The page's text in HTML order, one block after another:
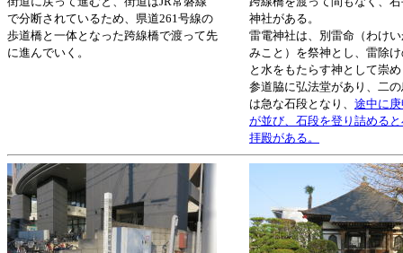
で分断されているため、県道261号線の
歩道橋と一体となった跨線橋で渡って先
に進んでいく。
神社がある。
雷電神社は、別雷命（わけ
みこと）を祭神とし、雷除
と水をもたらす神として崇
参道脇に弘法堂があり、二
は急な石段となり、 途中に
が並び、石段を登り詰める
拝殿がある。